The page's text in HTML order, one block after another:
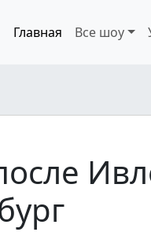
Главная Все шоу